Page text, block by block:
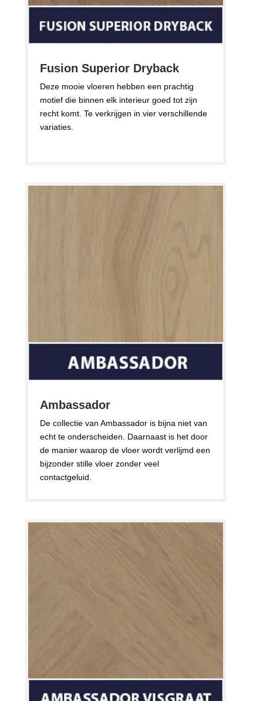
Fusion Superior Dryback
Deze mooie vloeren hebben een prachtig
motief die binnen elk interieur goed tot zijn
recht komt. Te verkrijgen in vier verschillende
variaties.
Ambassador
De collectie van Ambassador is bijna niet van
echt te onderscheiden. Daarnaast is het door
de manier waarop de vloer wordt verlijmd een
bijzonder stille vloer zonder veel
contactgeluid.